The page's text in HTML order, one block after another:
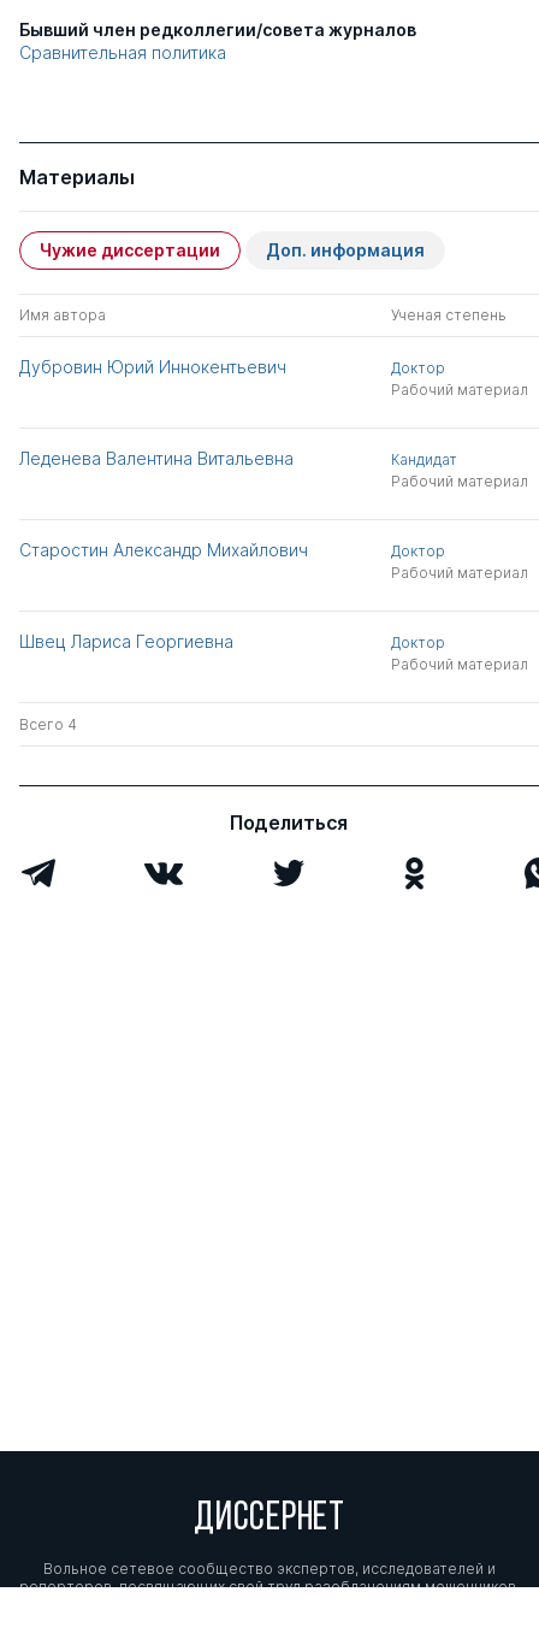
Бывший член редколлегии/совета журналов
Сравнительная политика
Материалы
Чужие диссертации Доп. информация
Имя автора Ученая степень
Дубровин Юрий Иннокентьевич
Доктор
Рабочий материал
Леденева Валентина Витальевна
Кандидат
Рабочий материал
Старостин Александр Михайлович
Доктор
Рабочий материал
Швец Лариса Георгиевна
Доктор
Рабочий материал
Всего 4
Поделиться
ДИССЕРНЕТ
Вольное сетевое сообщество экспертов, исследователей и
репортеров, посвящающих свой труд разоблачениям мошенников,